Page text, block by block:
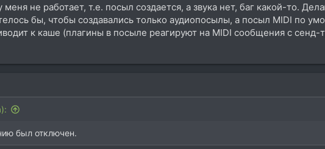
меня не работает, т.е. посыл создается, а звука нет, баг какой-то.
бы, чтобы создавались только аудиопосылы, а посыл MIDI по
к каше (плагины в посыле реагируют на MIDI сообщения с
был отключен.